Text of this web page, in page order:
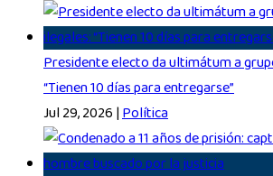
Presidente electo da ultimátum a
“Tienen 10 días para entregarse”
Jul 29, 2026|Política